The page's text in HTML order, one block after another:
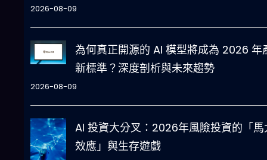
2026-08-09
為何真正開源的 AI 模型將成為 2026 年
新標準？深度剖析與未來趨勢
2026-08-09
AI 投資大分叉：2026年風險投資的「馬
效應」與生存遊戲